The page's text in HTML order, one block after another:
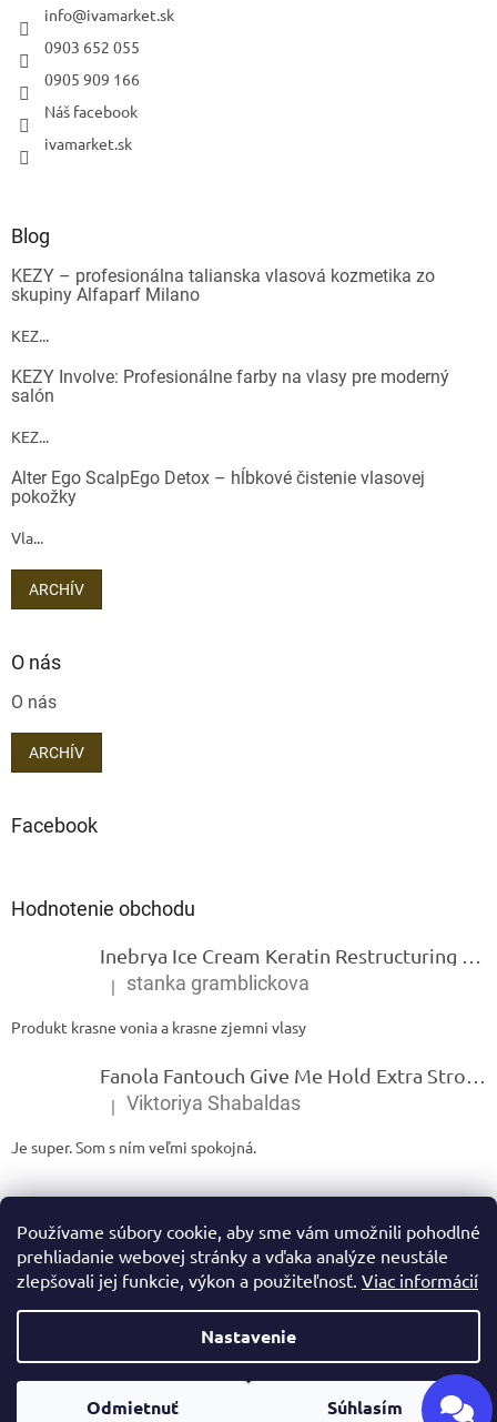
Používame súbory cookie, aby sme vám umožnili pohodlné
prehliadanie webovej stránky a vďaka analýze neustále
zlepšovali jej funkcie, výkon a použiteľnosť. Viac informácií
Nastavenie
Odmietnuť Súhlasím
info@ivamarket.sk
0903 652 055
0905 909 166
Náš facebook
ivamarket.sk
Blog
KEZY – profesionálna talianska vlasová kozmetika zo
skupiny Alfaparf Milano
KEZ...
KEZY Involve: Profesionálne farby na vlasy pre moderný
salón
KEZ...
Alter Ego ScalpEgo Detox – hĺbkové čistenie vlasovej
pokožky
Vla...
ARCHÍV
O nás
O nás
ARCHÍV
Facebook
Hodnotenie obchodu
Inebrya Ice Cream Keratin Restructuring Mask – reštrukturalizačná maska s keratínom 1000 ml
Hodnotenie produktu je 5 z 5 hviezdičiek.
| stanka gramblickova
Produkt krasne vonia a krasne zjemni vlasy
Fanola Fantouch Give Me Hold Extra Strong Fluid Gel - Extra silný rýchloschnúci tekutý gel 250 ml
Hodnotenie produktu je 5 z 5 hviezdičiek.
| Viktoriya Shabaldas
Je super. Som s ním veľmi spokojná.
Copyright 2026Ivamarket.sk. Všetky práva vyhradené.Upraviť